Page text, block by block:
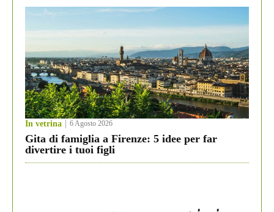
In vetrina 6 Agosto 2026
Gita di famiglia a Firenze: 5 idee per far
divertire i tuoi figli